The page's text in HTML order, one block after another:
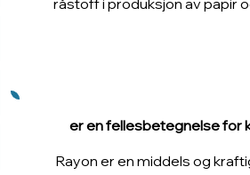
er en fellesbetegnelse for
Rayon er en middels og